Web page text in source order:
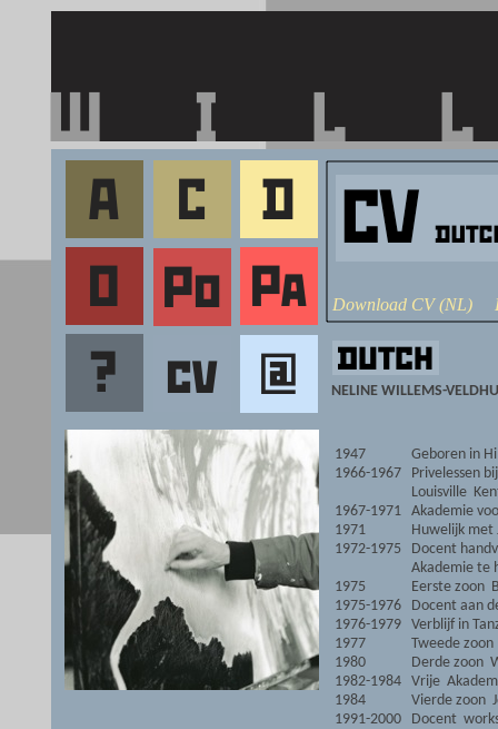
Download CV (NL)
1947
1966-1967
1967-1971
1971
1972-1975
1975
1975-1976
1976-1979
1977
1980
1982-1984
1984
1991-2000
Geboren in
Privelessen
Louisville
Akademie
Huwelijk met
Docent
Akademie te
Eerste zoon
Docent aan
Verblijf in
Tweede
Derde zoon
Vrije
Vierde zoon
Docent
NELINE WILLEMS-